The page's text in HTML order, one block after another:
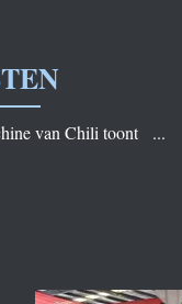
van Chili toont ...